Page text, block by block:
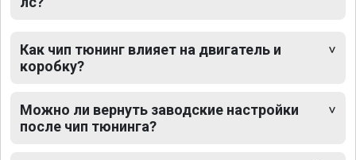
Как чип тюнинг влияет на двигатель и
коробку?
Можно ли вернуть заводские настройки
после чип тюнинга?